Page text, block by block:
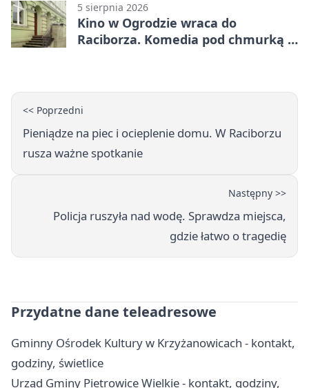
5 sierpnia 2026
Kino w Ogrodzie wraca do
Raciborza. Komedia pod chmurką w
<< Poprzedni
Pieniądze na piec i ocieplenie domu. W Raciborzu
rusza ważne spotkanie
Następny >>
Policja ruszyła nad wodę. Sprawdza miejsca,
gdzie łatwo o tragedię
Przydatne dane teleadresowe
Gminny Ośrodek Kultury w Krzyżanowicach - kontakt,
godziny, świetlice
Urząd Gminy Pietrowice Wielkie - kontakt, godziny,